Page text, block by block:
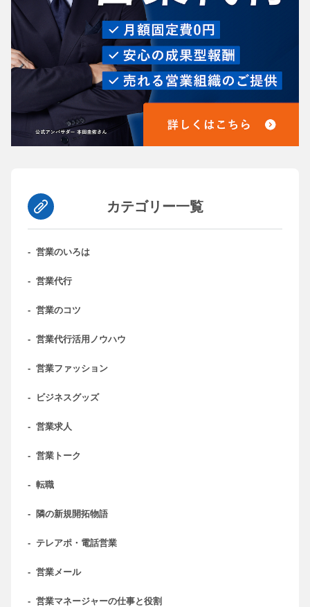
カテゴリー一覧
- 営業のいろは
- 営業代行
- 営業のコツ
- 営業代行活用ノウハウ
- 営業ファッション
- ビジネスグッズ
- 営業求人
- 営業トーク
- 転職
- 隣の新規開拓物語
- テレアポ・電話営業
- 営業メール
- 営業マネージャーの仕事と役割